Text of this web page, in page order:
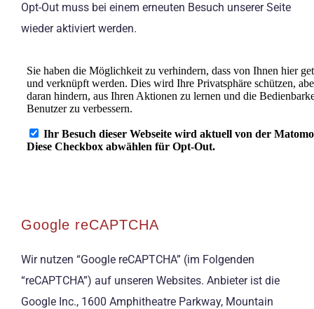
Opt-Out muss bei einem erneuten Besuch unserer Seite
wieder aktiviert werden.
Google reCAPTCHA
Wir nutzen “Google reCAPTCHA” (im Folgenden
“reCAPTCHA”) auf unseren Websites. Anbieter ist die
Google Inc., 1600 Amphitheatre Parkway, Mountain